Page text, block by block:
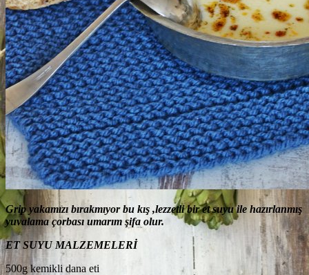
Gripyakamızı bırakmıyor bu kış ,lezzetli bir et suyu ile hazırlanmış
yuvalama çorbası umarım şifa olur.
ET SUYU MALZEMELERİ
500g kemikli dana eti